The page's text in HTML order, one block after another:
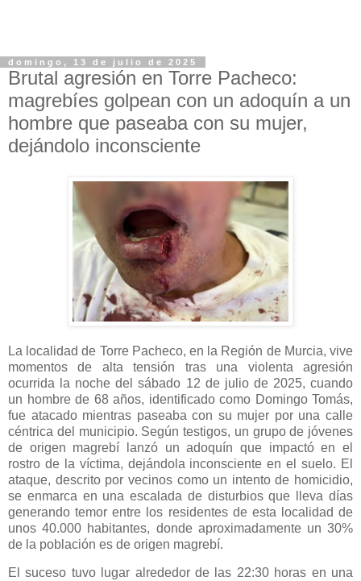
domingo, 13 de julio de 2025
Brutal agresión en Torre Pacheco:
magrebíes golpean con un adoquín a un
hombre que paseaba con su mujer,
dejándolo inconsciente
La localidad de Torre Pacheco, en la Región de Murcia, vive
momentos de alta tensión tras una violenta agresión
ocurrida la noche del sábado 12 de julio de 2025, cuando
un hombre de 68 años, identificado como Domingo Tomás,
fue atacado mientras paseaba con su mujer por una calle
céntrica del municipio. Según testigos, un grupo de jóvenes
de origen magrebí lanzó un adoquín que impactó en el
rostro de la víctima, dejándola inconsciente en el suelo. El
ataque, descrito por vecinos como un intento de homicidio,
se enmarca en una escalada de disturbios que lleva días
generando temor entre los residentes de esta localidad de
unos 40.000 habitantes, donde aproximadamente un 30%
de la población es de origen magrebí.
El suceso tuvo lugar alrededor de las 22:30 horas en una